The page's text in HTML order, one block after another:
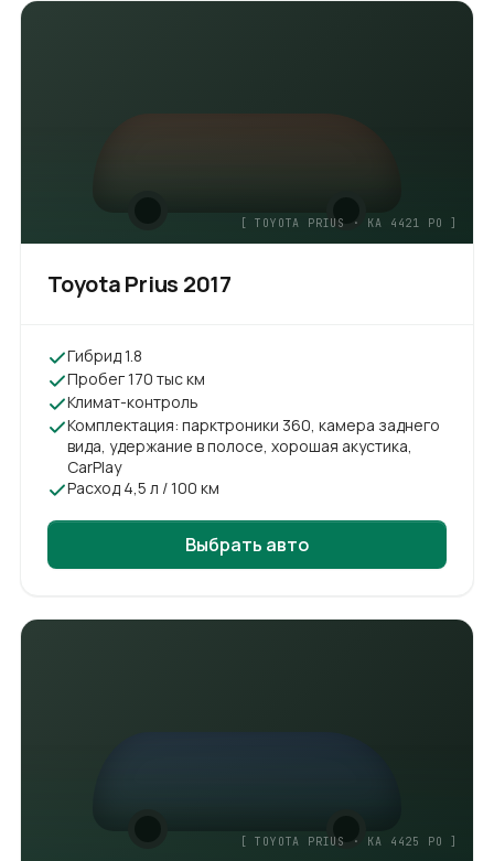
[TOYOTA PRIUS · KA 4421 PO ]
Toyota Prius 2017
Гибрид 1.8
Пробег 170 тыс км
Климат-контроль
Комплектация: парктроники 360, камера заднего
вида, удержание в полосе, хорошая акустика,
CarPlay
Расход 4,5 л / 100 км
Выбрать авто
[TOYOTA PRIUS · KA 4425 PO ]